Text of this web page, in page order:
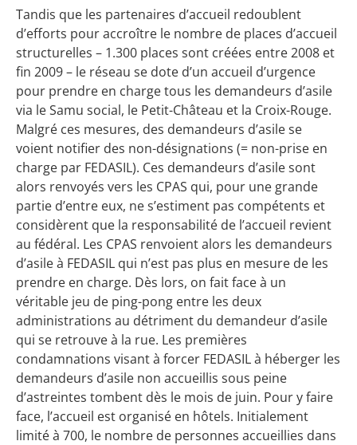
Tandis que les partenaires d’accueil redoublent
d’efforts pour accroître le nombre de places d’accueil
structurelles – 1.300 places sont créées entre 2008 et
fin 2009 – le réseau se dote d’un accueil d’urgence
pour prendre en charge tous les demandeurs d’asile
via le Samu social, le Petit-Château et la Croix-Rouge.
Malgré ces mesures, des demandeurs d’asile se
voient notifier des non-désignations (= non-prise en
charge par FEDASIL). Ces demandeurs d’asile sont
alors renvoyés vers les CPAS qui, pour une grande
partie d’entre eux, ne s’estiment pas compétents et
considèrent que la responsabilité de l’accueil revient
au fédéral. Les CPAS renvoient alors les demandeurs
d’asile à FEDASIL qui n’est pas plus en mesure de les
prendre en charge. Dès lors, on fait face à un
véritable jeu de ping-pong entre les deux
administrations au détriment du demandeur d’asile
qui se retrouve à la rue. Les premières
condamnations visant à forcer FEDASIL à héberger les
demandeurs d’asile non accueillis sous peine
d’astreintes tombent dès le mois de juin. Pour y faire
face, l’accueil est organisé en hôtels. Initialement
limité à 700, le nombre de personnes accueillies dans